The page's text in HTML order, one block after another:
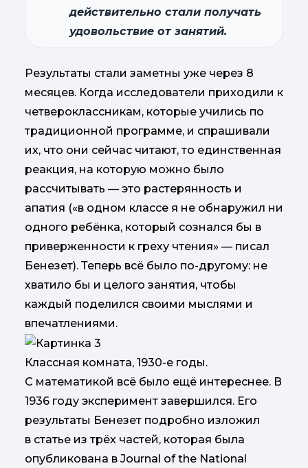
действительно стали получать
удовольствие от занятий.
Результаты стали заметны уже через 8
месяцев. Когда исследователи приходили к
четвероклассникам, которые учились по
традиционной программе, и спрашивали
их, что они сейчас читают, то единственная
реакция, на которую можно было
рассчитывать — это растерянность и
апатия («в одном классе я не обнаружил ни
одного ребёнка, который сознался бы в
приверженности к греху чтения» — писал
Бенезет). Теперь всё было по-другому: не
хватило бы и целого занятия, чтобы
каждый поделился своими мыслями и
впечатлениями.
Классная комната, 1930-е годы.
С математикой всё было ещё интереснее. В
1936 году эксперимент завершился. Его
результаты Бенезет подробно изложил
в статье из трёх частей, которая была
опубликована в Journal of the National